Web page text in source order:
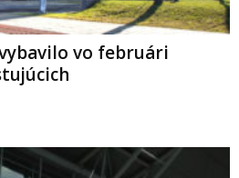
vo februári